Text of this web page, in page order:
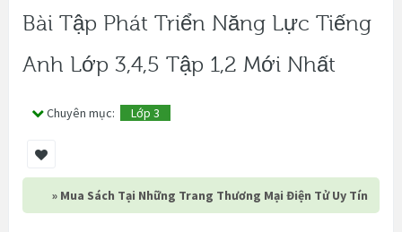
Bài Tập Phát Triển Năng Lực Tiếng
Anh Lớp 3,4,5 Tập 1,2 Mới Nhất
Chuyên mục: Lớp 3
» Mua Sách Tại Những Trang Thương Mại Điện Tử Uy Tín